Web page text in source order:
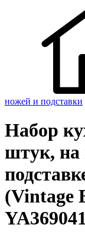
ножей и подставки
Набор
штук, на
(Vintage